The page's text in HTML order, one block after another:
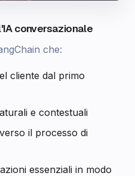
conversazionale
che:
cliente dal primo
e contestuali
il processo di
essenziali in modo